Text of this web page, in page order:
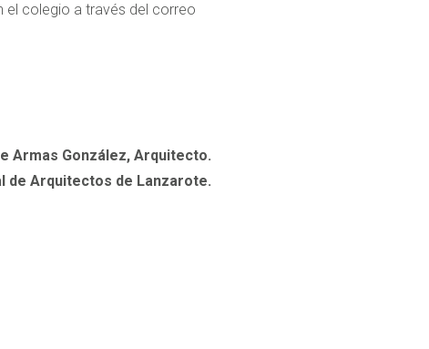
el colegio a través del correo
Armas González, Arquitecto.
de Arquitectos de Lanzarote.